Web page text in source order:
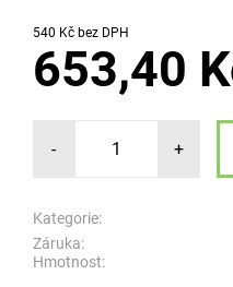
540 Kč bez DPH
653,40
- +
Kategorie:
Záruka:
Hmotnost: